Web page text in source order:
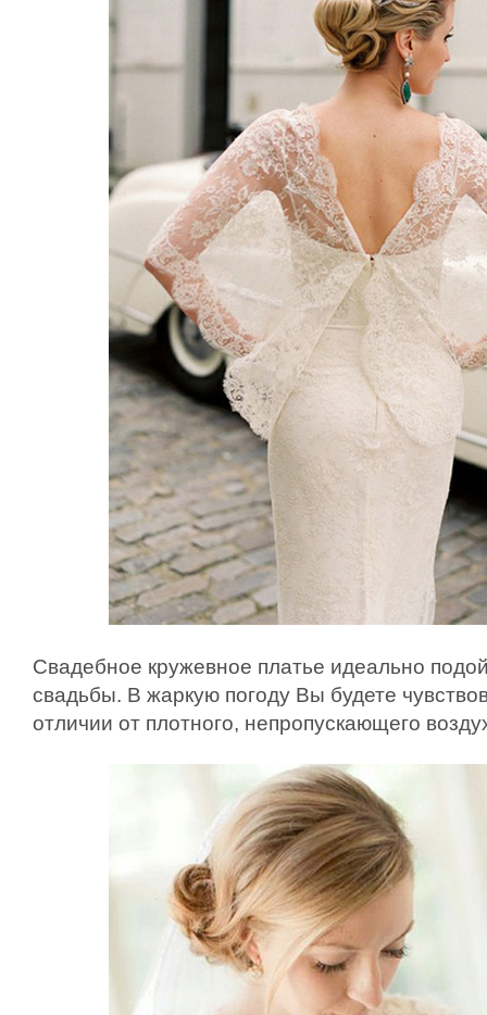
Свадебное кружевное платье идеально
свадьбы. В жаркую погоду Вы будете
отличии от плотного, непропускающего